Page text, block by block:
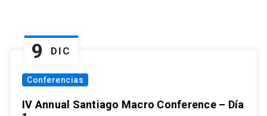
9 DIC
Conferencias
IV Annual Santiago Macro Conference – Día